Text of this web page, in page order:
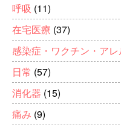
呼吸 (11)
在宅医療 (37)
感染症・ワクチン・ア
日常 (57)
消化器 (15)
痛み (9)